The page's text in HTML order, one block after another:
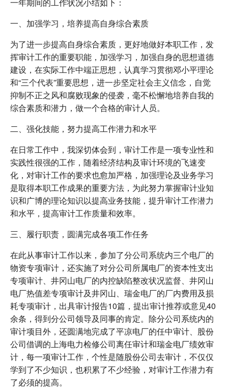
一年期间的工作状况小结如下：
一、加强学习，培养提高自身综合素质
为了进一步提高自身综合素质，更好地做好本职工作，发
挥审计工作的重要职能，加强学习，加强自身的思想道德
建设，在实际工作中端正思想，认真学习贯彻邓小平理论
和“三个代表”重要思想，进一步坚定社会主义信念，自觉
抑制不正之风和腐败现象的侵袭，毫不松懈地培养自我的
综合素质和潜力，做一个合格的审计人员。
二、强化技能，努力提高工作潜力和水平
在日常工作中，我深切体会到，审计工作是一项专业性和
实践性很强的工作，随着经济结构及审计环境的飞速变
化，对审计工作的要求也愈加严格，加强理论及业务学习
是取得本职工作成果的重要方法，为此努力掌握审计业知
识和广博的理论知识以提高业务技能，提升审计工作潜力
和水平，提高审计工作质量和效率。
三、履行职责，圆满完成各项工作任务
在此从事审计工作以来，参加了分公司系统内三个电厂的
物资专项审计，还实施了对分公司所属电厂的资本性支出
专项审计、井冈山电厂的内控缺陷整改状况监督、井冈山
电厂热值差专项审计及井冈山、瑞金电厂的厂内费用及损
耗专项审计，出具审计报告10篇，提出审计推荐或意见40
余条，得到分公司领导及同事的肯定。除分公司系统内的
审计项目外，还圆满地完成了平凉电厂的任中审计、股份
公司借调的上海电力检修公司离任审计和瑞金电厂绩效审
计，每一项审计工作，个性是随股份公司去审计，不仅仅
学到了不少知识，也积累了不少经验，对审计工作潜力有
了必须的提高。